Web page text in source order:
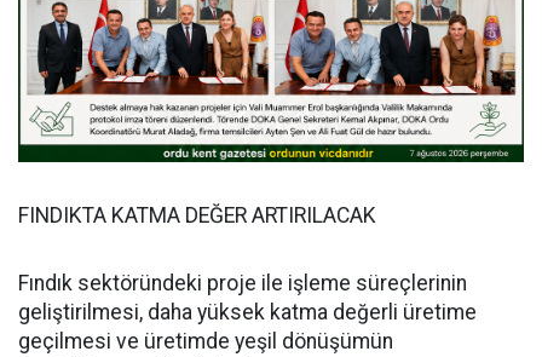
FINDIKTA KATMA DEĞER ARTIRILACAK
Fındık sektöründeki proje ile işleme süreçlerinin
geliştirilmesi, daha yüksek katma değerli üretime
geçilmesi ve üretimde yeşil dönüşümün